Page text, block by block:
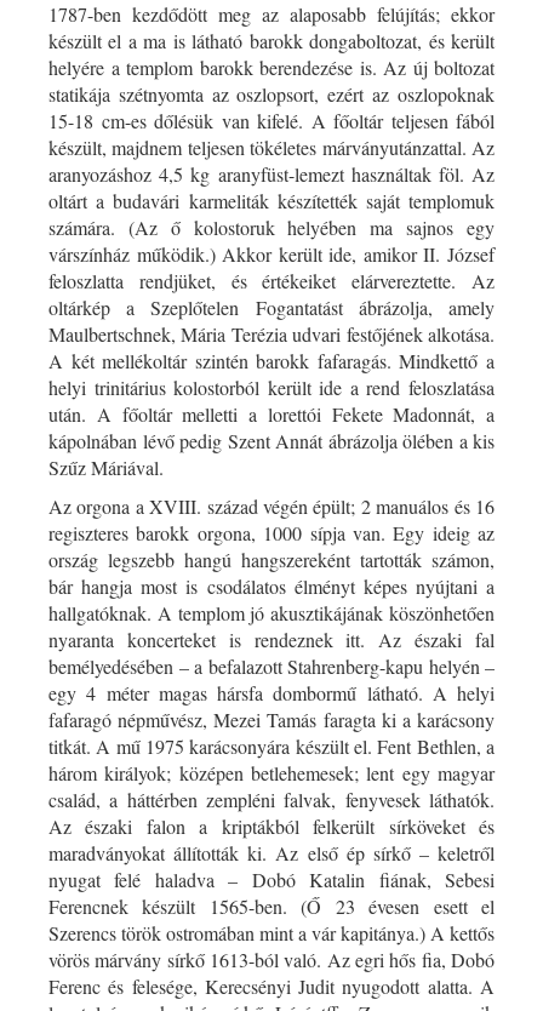
1787-ben kezdődött meg az alaposabb felújítás; ekkor
készült el a ma is látható barokk dongaboltozat, és került
helyére a templom barokk berendezése is. Az új boltozat
statikája szétnyomta az oszlopsort, ezért az oszlopoknak
15-18 cm-es dőlésük van kifelé. A főoltár teljesen fából
készült, majdnem teljesen tökéletes márványutánzattal. Az
aranyozáshoz 4,5 kg aranyfüst-lemezt használtak föl. Az
oltárt a budavári karmeliták készítették saját templomuk
számára. (Az ő kolostoruk helyében ma sajnos egy
várszínház működik.) Akkor került ide, amikor II. József
feloszlatta rendjüket, és értékeiket elárvereztette. Az
oltárkép a Szeplőtelen Fogantatást ábrázolja, amely
Maulbertschnek, Mária Terézia udvari festőjének alkotása.
A két mellékoltár szintén barokk fafaragás. Mindkettő a
helyi trinitárius kolostorból került ide a rend feloszlatása
után. A főoltár melletti a lorettói Fekete Madonnát, a
kápolnában lévő pedig Szent Annát ábrázolja ölében a kis
Szűz Máriával.
Az orgona a XVIII. század végén épült; 2 manuálos és 16
regiszteres barokk orgona, 1000 sípja van. Egy ideig az
ország legszebb hangú hangszereként tartották számon,
bár hangja most is csodálatos élményt képes nyújtani a
hallgatóknak. A templom jó akusztikájának köszönhetően
nyaranta koncerteket is rendeznek itt. Az északi fal
bemélyedésében – a befalazott Stahrenberg-kapu helyén –
egy 4 méter magas hársfa dombormű látható. A helyi
fafaragó népművész, Mezei Tamás faragta ki a karácsony
titkát. A mű 1975 karácsonyára készült el. Fent Bethlen, a
három királyok; középen betlehemesek; lent egy magyar
család, a háttérben zempléni falvak, fenyvesek láthatók.
Az északi falon a kriptákból felkerült sírköveket és
maradványokat állították ki. Az első ép sírkő – keletről
nyugat felé haladva – Dobó Katalin fiának, Sebesi
Ferencnek készült 1565-ben. (Ő 23 évesen esett el
Szerencs török ostromában mint a vár kapitánya.) A kettős
vörös márvány sírkő 1613-ból való. Az egri hős fia, Dobó
Ferenc és felesége, Kerecsényi Judit nyugodott alatta. A